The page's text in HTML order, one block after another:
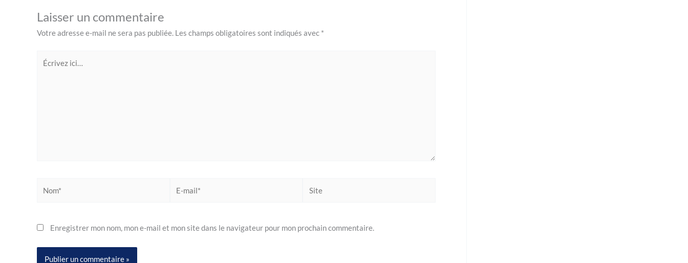
Laisser un commentaire
Votre adresse e-mail ne sera pas publiée. Les champs obligatoires sont indiqués avec *
ici…
mail*
Enregistrer mon nom, mon e-mail et mon site dans le navigateur pour mon prochain commentaire.